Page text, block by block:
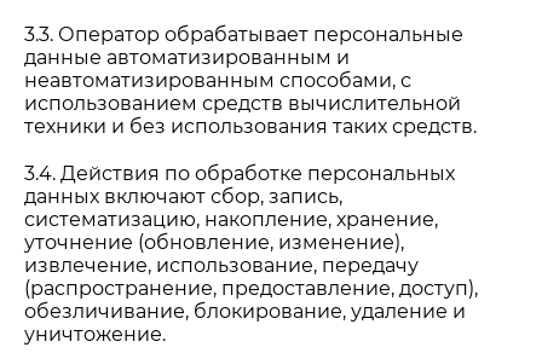
3.3. Оператор обрабатывает персональные
данные автоматизированным и
неавтоматизированным способами, с
использованием средств вычислительной
техники и без использования таких средств.
3.4. Действия по обработке персональных
данных включают сбор, запись,
систематизацию, накопление, хранение,
уточнение (обновление, изменение),
извлечение, использование, передачу
(распространение, предоставление, доступ),
обезличивание, блокирование, удаление и
уничтожение.